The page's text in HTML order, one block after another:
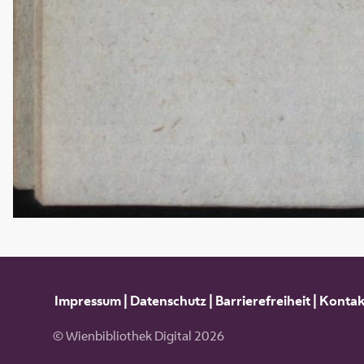
Impressum| Datenschutz| Barrierefreiheit|
© Wienbibliothek Digital 2026